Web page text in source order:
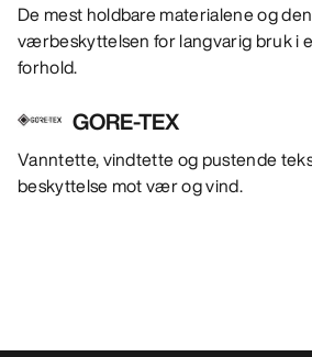
De mest holdbare materialene og
værbeskyttelsen for langvarig bruk i
forhold.
GORE-TEX
Vanntette, vindtette og pustende
beskyttelse mot vær og vind.